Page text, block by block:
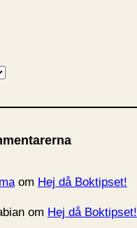
om Hej då Boktipset!
om Hej då Boktipset!